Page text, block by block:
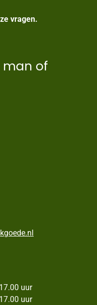
d vragen.
man of
uur
uur